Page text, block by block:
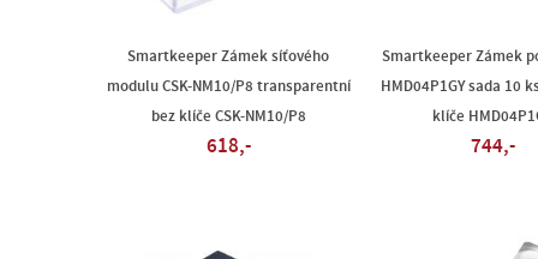
Smartkeeper Zámek síťového
modulu CSK-NM10/P8 transparentní
bez klíče CSK-NM10/P8
618,-
Smartkeeper Zámek
HMD04P1GY sada 10
klíče
744,-